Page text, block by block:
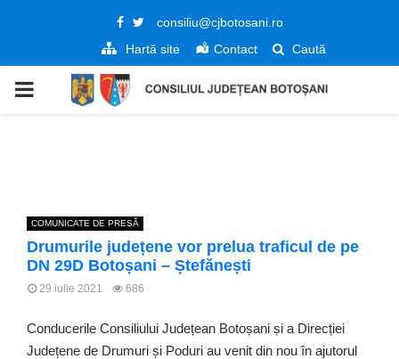
Facebook
Twitter
consiliu@cjbotosani.ro
Hartă site
Contact Caută
PRIMARY
COMUNICATE DE PRESĂ
Drumurile județene vor prelua traficul de pe
DN 29D Botoșani – Ștefănești
29 iulie 2021 686
Conducerile Consiliului Județean Botoșani și a Direcției
Județene de Drumuri și Poduri au venit din nou în ajutorul